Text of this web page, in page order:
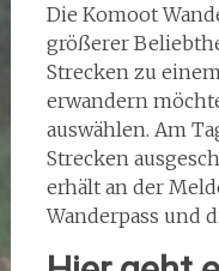
Die Komoot
größerer
Strecken zu
erwandern
auswählen. Am
Strecken
erhält an der
Wanderpass und